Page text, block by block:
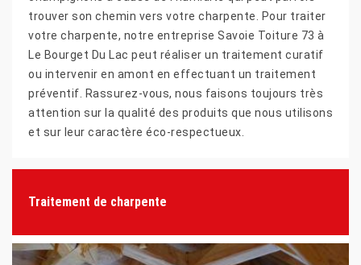
trouver son chemin vers votre charpente. Pour traiter
votre charpente, notre entreprise Savoie Toiture 73 à
Le Bourget Du Lac peut réaliser un traitement curatif
ou intervenir en amont en effectuant un traitement
préventif. Rassurez-vous, nous faisons toujours très
attention sur la qualité des produits que nous utilisons
et sur leur caractère éco-respectueux.
Traitement de charpente